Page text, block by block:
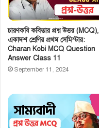
চারণকবি কবিতার প্রশ্ন উত্তর (MCQ),
একাদশ শ্রেণির প্রথম সেমিস্টার:
Charan Kobi MCQ Question
Answer Class 11
September 11, 2024